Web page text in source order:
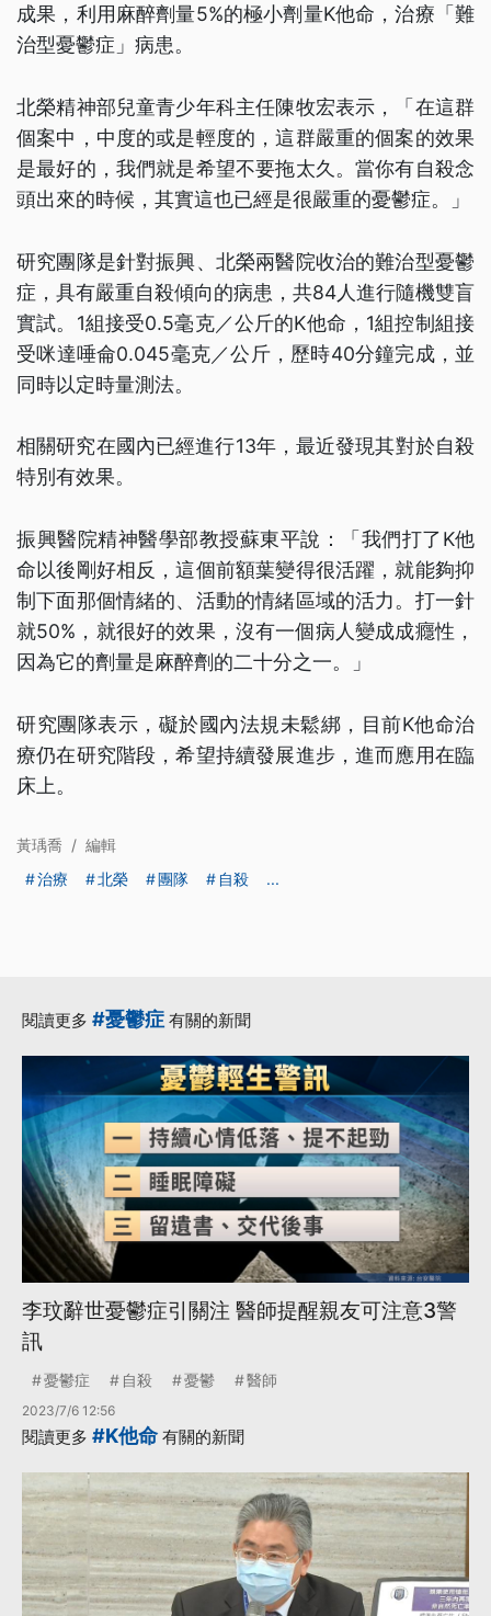
成果，利用麻醉劑量5%的極小劑量K他命，治療「難
治型憂鬱症」病患。
北榮精神部兒童青少年科主任陳牧宏表示，「在這群
個案中，中度的或是輕度的，這群嚴重的個案的效果
是最好的，我們就是希望不要拖太久。當你有自殺念
頭出來的時候，其實這也已經是很嚴重的憂鬱症。」
研究團隊是針對振興、北榮兩醫院收治的難治型憂鬱
症，具有嚴重自殺傾向的病患，共84人進行隨機雙盲
實試。1組接受0.5毫克／公斤的K他命，1組控制組接
受咪達唾侖0.045毫克／公斤，歷時40分鐘完成，並
同時以定時量測法。
相關研究在國內已經進行13年，最近發現其對於自殺
特別有效果。
振興醫院精神醫學部教授蘇東平說：「我們打了K他
命以後剛好相反，這個前額葉變得很活躍，就能夠抑
制下面那個情緒的、活動的情緒區域的活力。打一針
就50%，就很好的效果，沒有一個病人變成成癮性，
因為它的劑量是麻醉劑的二十分之一。」
研究團隊表示，礙於國內法規未鬆綁，目前K他命治
療仍在研究階段，希望持續發展進步，進而應用在臨
床上。
黃瑀喬 / 編輯
治療
北榮 團隊 自殺 ...
閱讀更多 #憂鬱症 有關的新聞
李玟辭世憂鬱症引關注 醫師提醒親友可注意3警
訊
憂鬱症 自殺 憂鬱 醫師
2023/7/6 12:56
閱讀更多 #K他命有關的新聞